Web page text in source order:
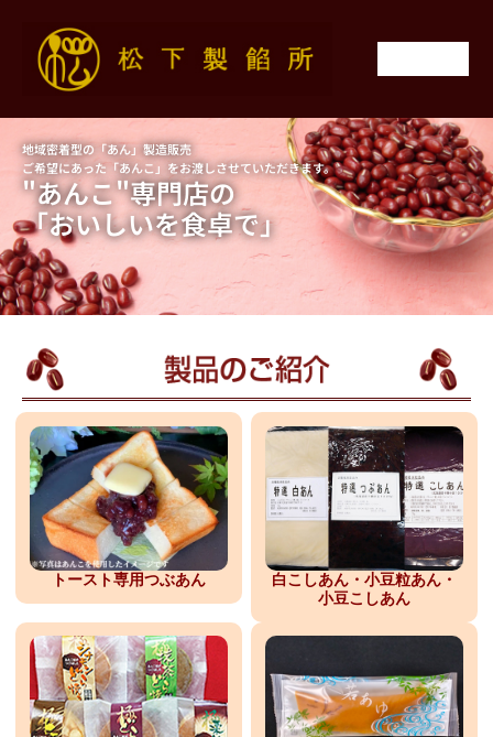
地域密着型の「あん」製造販売
ご希望にあった「あんこ」をお渡しさせていただきます。
"あんこ"専門店の
「おいしいを食卓で」
トースト専用つぶあん
白こしあん・小豆粒あん・
小豆こしあん